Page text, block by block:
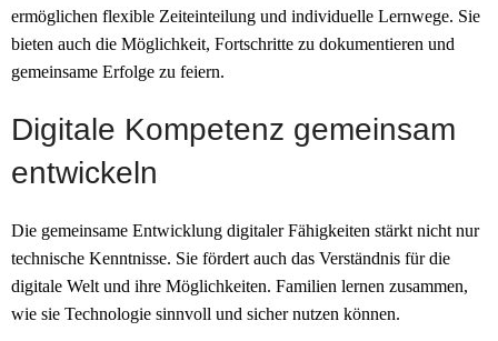
ermöglichen flexible Zeiteinteilung und individuelle Lernwege. Sie
bieten auch die Möglichkeit, Fortschritte zu dokumentieren und
gemeinsame Erfolge zu feiern.
Digitale Kompetenz gemeinsam
entwickeln
Die gemeinsame Entwicklung digitaler Fähigkeiten stärkt nicht nur
technische Kenntnisse. Sie fördert auch das Verständnis für die
digitale Welt und ihre Möglichkeiten. Familien lernen zusammen,
wie sie Technologie sinnvoll und sicher nutzen können.